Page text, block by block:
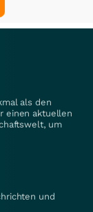
als den
einen aktuellen
um
und